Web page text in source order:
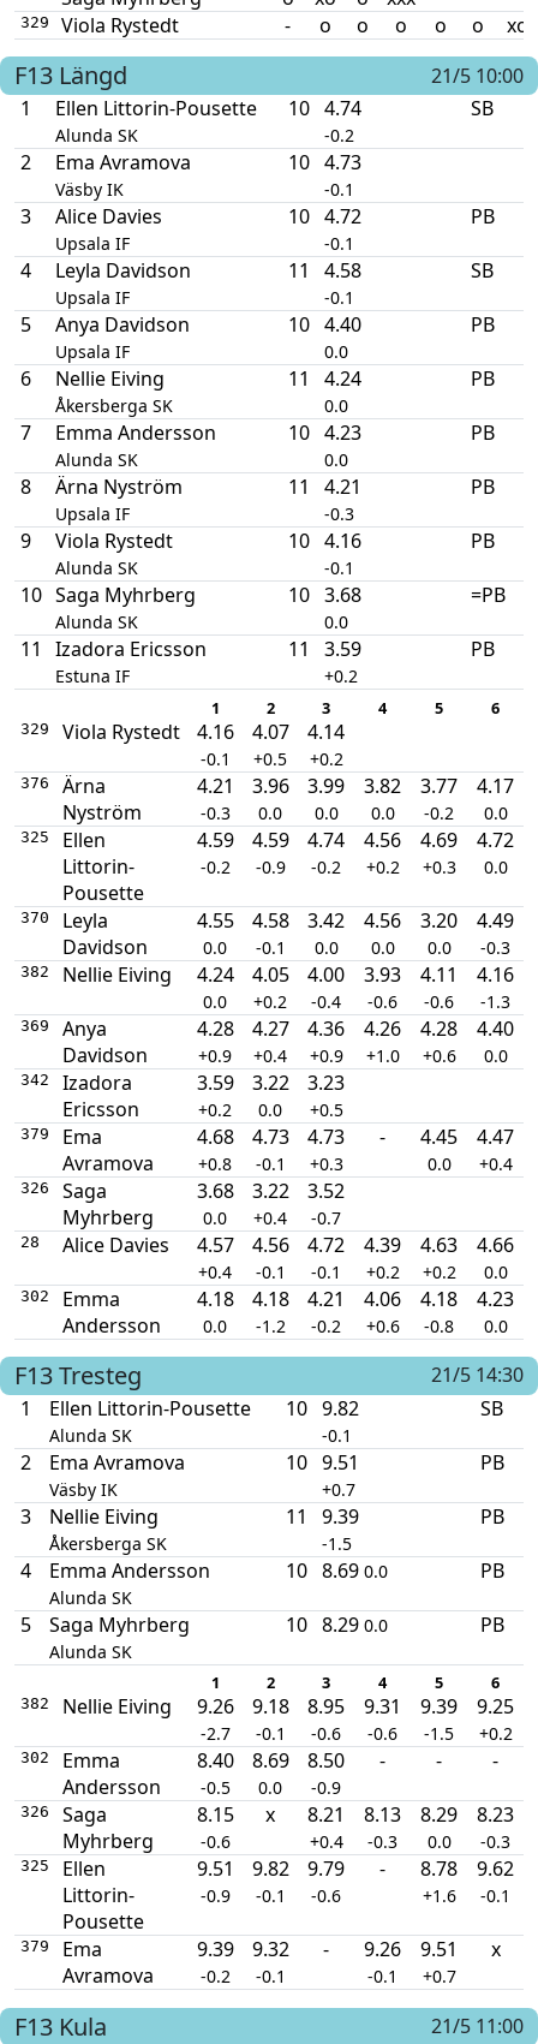
329 Viola Rystedt - o o o o o xo
F13 Längd
21/5 10:00
1
Ellen Littorin-Pousette
Alunda SK
10 4.74
-0.2
SB
2 Ema Avramova
Väsby IK
10 4.73
-0.1
3 Alice Davies
Upsala IF
10 4.72
-0.1
PB
4 Leyla Davidson
Upsala IF
11 4.58
-0.1
SB
5 Anya Davidson
Upsala IF
10 4.40
0.0
PB
6 Nellie Eiving
Åkersberga SK
11 4.24
0.0
PB
7 Emma Andersson
Alunda SK
10 4.23
0.0
PB
8 Ärna Nyström
Upsala IF
11 4.21
-0.3
PB
9 Viola Rystedt
Alunda SK
10 4.16
-0.1
PB
10 Saga Myhrberg
Alunda SK
10 3.68
0.0
=PB
11 Izadora Ericsson
Estuna IF
11 3.59
+0.2
PB
1 2 3 4 5 6
329 Viola Rystedt 4.16
-0.1
4.07
+0.5
4.14
+0.2
376
Ärna
Nyström
4.21
-0.3
3.96
0.0
3.99
0.0
3.82
0.0
3.77
-0.2
4.17
0.0
325
Ellen
Littorin-
Pousette
4.59
-0.2
4.59
-0.9
4.74
-0.2
4.56
+0.2
4.69
+0.3
4.72
0.0
370
Leyla
Davidson
4.55
0.0
4.58
-0.1
3.42
0.0
4.56
0.0
3.20
0.0
4.49
-0.3
382 Nellie Eiving 4.24
0.0
4.05
+0.2
4.00
-0.4
3.93
-0.6
4.11
-0.6
4.16
-1.3
369
Anya
Davidson
4.28
+0.9
4.27
+0.4
4.36
+0.9
4.26
+1.0
4.28
+0.6
4.40
0.0
342
Izadora
Ericsson
3.59
+0.2
3.22
0.0
3.23
+0.5
379
Ema
Avramova
4.68
+0.8
4.73
-0.1
4.73
+0.3
- 4.45
0.0
4.47
+0.4
326
Saga
Myhrberg
3.68
0.0
3.22
+0.4
3.52
-0.7
28 Alice Davies 4.57
+0.4
4.56
-0.1
4.72
-0.1
4.39
+0.2
4.63
+0.2
4.66
0.0
302
Emma
Andersson
4.18
0.0
4.18
-1.2
4.21
-0.2
4.06
+0.6
4.18
-0.8
4.23
0.0
F13Tresteg
21/5 14:30
1
Ellen Littorin-Pousette
Alunda SK
10 9.82
-0.1
SB
2 Ema Avramova
Väsby IK
10 9.51
+0.7
PB
3 Nellie Eiving
Åkersberga SK
11 9.39
-1.5
PB
4 Emma Andersson
Alunda SK
10 8.69 0.0 PB
5 Saga Myhrberg
Alunda SK
10 8.29 0.0 PB
1 2 3 4 5 6
382 Nellie Eiving 9.26
-2.7
9.18
-0.1
8.95
-0.6
9.31
-0.6
9.39
-1.5
9.25
+0.2
302
Emma
Andersson
8.40
-0.5
8.69
0.0
8.50
-0.9
- - -
326
Saga
Myhrberg
8.15
-0.6
x 8.21
+0.4
8.13
-0.3
8.29
0.0
8.23
-0.3
325
Ellen
Littorin-
Pousette
9.51
-0.9
9.82
-0.1
9.79
-0.6
- 8.78
+1.6
9.62
-0.1
379
Ema
Avramova
9.39
-0.2
9.32
-0.1
- 9.26
-0.1
9.51
+0.7
x
F13 Kula
21/5 11:00